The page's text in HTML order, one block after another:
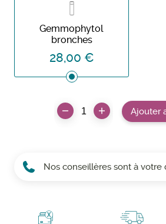
Gemmophytol
bronches
28,00 €
Ajouter
Nos conseillères sont à votre